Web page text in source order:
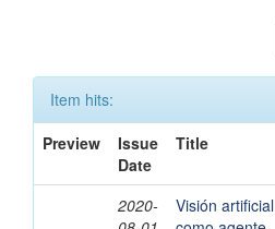
Item hits:
Preview
Issue
Date
Title
2020-
Visión artificial